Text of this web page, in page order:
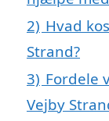
2) Hvad
Strand?
3) Fordele
Vejby